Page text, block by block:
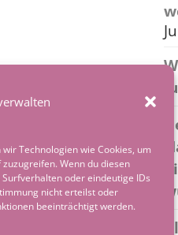
Technologien wie Cookies, um
Wenn du diesen
oder eindeutige IDs
nicht erteilst oder
beeinträchtigt werden.